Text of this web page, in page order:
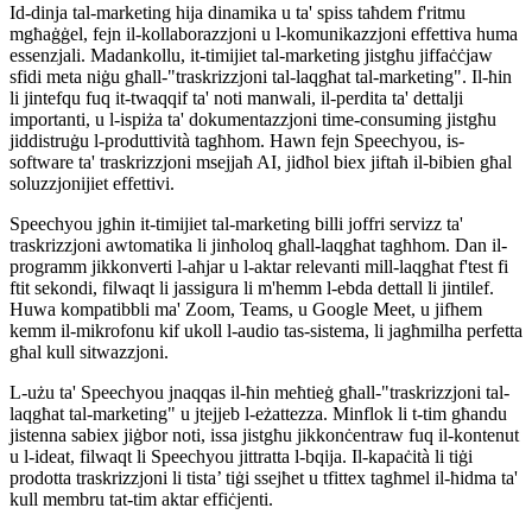
Id-dinja tal-marketing hija dinamika u ta' spiss taħdem f'ritmu
mgħaġġel, fejn il-kollaborazzjoni u l-komunikazzjoni effettiva huma
essenzjali. Madankollu, it-timijiet tal-marketing jistgħu jiffaċċjaw
sfidi meta niġu għall-"traskrizzjoni tal-laqgħat tal-marketing". Il-ħin
li jintefqu fuq it-twaqqif ta' noti manwali, il-perdita ta' dettalji
importanti, u l-ispiża ta' dokumentazzjoni time-consuming jistgħu
jiddistruġu l-produttività tagħhom. Hawn fejn Speechyou, is-
software ta' traskrizzjoni msejjaħ AI, jidħol biex jiftaħ il-bibien għal
soluzzjonijiet effettivi.
Speechyou jgħin it-timijiet tal-marketing billi joffri servizz ta'
traskrizzjoni awtomatika li jinħoloq għall-laqgħat tagħhom. Dan il-
programm jikkonverti l-aħjar u l-aktar relevanti mill-laqgħat f'test fi
ftit sekondi, filwaqt li jassigura li m'hemm l-ebda dettall li jintilef.
Huwa kompatibbli ma' Zoom, Teams, u Google Meet, u jifhem
kemm il-mikrofonu kif ukoll l-audio tas-sistema, li jagħmilha perfetta
għal kull sitwazzjoni.
L-użu ta' Speechyou jnaqqas il-ħin meħtieġ għall-"traskrizzjoni tal-
laqgħat tal-marketing" u jtejjeb l-eżattezza. Minflok li t-tim għandu
jistenna sabiex jiġbor noti, issa jistgħu jikkonċentraw fuq il-kontenut
u l-ideat, filwaqt li Speechyou jittratta l-bqija. Il-kapaċità li tiġi
prodotta traskrizzjoni li tista’ tiġi ssejħet u tfittex tagħmel il-ħidma ta'
kull membru tat-tim aktar effiċjenti.